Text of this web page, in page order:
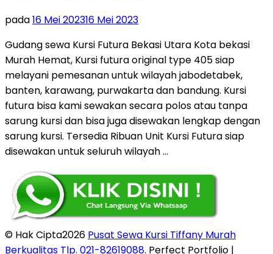
pada16 Mei 202316 Mei 2023
Gudang sewa Kursi Futura Bekasi Utara Kota bekasi
Murah Hemat, Kursi futura original type 405 siap
melayani pemesanan untuk wilayah jabodetabek,
banten, karawang, purwakarta dan bandung. Kursi
futura bisa kami sewakan secara polos atau tanpa
sarung kursi dan bisa juga disewakan lengkap dengan
sarung kursi. Tersedia Ribuan Unit Kursi Futura siap
disewakan untuk seluruh wilayah …
© Hak Cipta2026 Pusat Sewa Kursi Tiffany Murah
Berkualitas Tlp. 021-82619088. Perfect Portfolio |